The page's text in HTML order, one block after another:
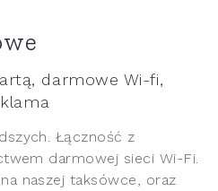
darmowe Wi-fi,
Łączność z
darmowej sieci Wi-Fi.
na naszej taksówce, oraz